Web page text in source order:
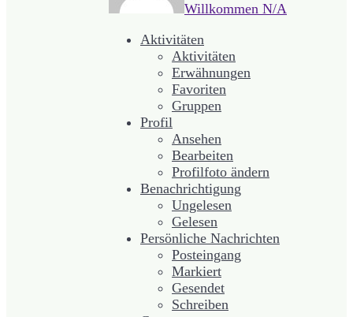
Willkommen N/A
Aktivitäten
Aktivitäten
Erwähnungen
Favoriten
Gruppen
Profil
Ansehen
Bearbeiten
Profilfoto ändern
Benachrichtigung
Ungelesen
Gelesen
Persönliche Nachrichten
Posteingang
Markiert
Gesendet
Schreiben